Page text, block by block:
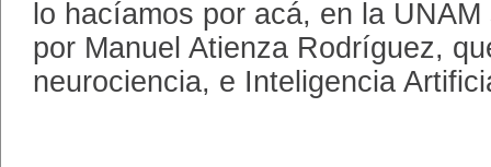
lo hacíamos por acá, en la
por Manuel Atienza Rodríguez,
neurociencia, e Inteligencia